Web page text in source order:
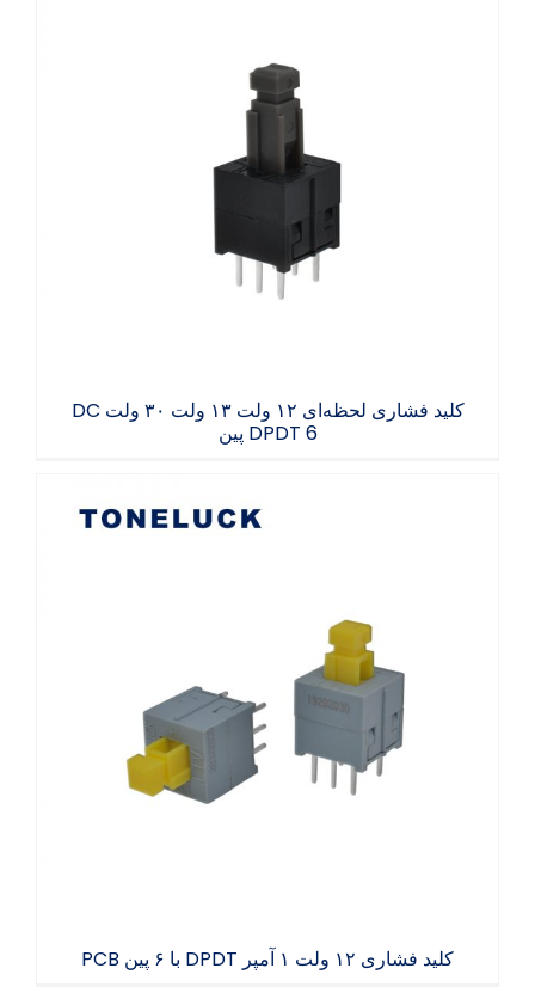
کلید فشاری لحظه‌ای ۱۲ ولت ۱۳ ولت ۳۰ ولت DC
DPDT 6 پین
کلید فشاری ۱۲ ولت ۱ آمپر DPDT با ۶ پین PCB
کلید فشاری ۱۲ ولت ۱ آمپر DPDT با ۶ پین PCB